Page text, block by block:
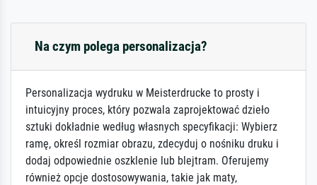
Na czym polega personalizacja?
Personalizacja wydruku w Meisterdrucke to prosty i
intuicyjny proces, który pozwala zaprojektować dzieło
sztuki dokładnie według własnych specyfikacji: Wybierz
ramę, określ rozmiar obrazu, zdecyduj o nośniku druku i
dodaj odpowiednie oszklenie lub blejtram. Oferujemy
również opcje dostosowywania, takie jak maty,